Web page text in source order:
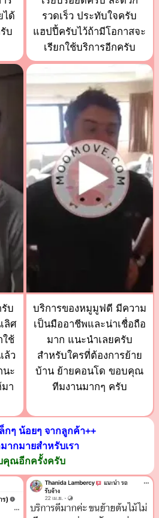
ได้
บ
รวดเร็ว ประทับใจครับ
แฮปปี้ครับไว้ถ้ามีโอกาสจะ
เรียกใช้บริการอีกครับ
บ
ลิศ
ช้
ล้ว
นะ
า
บริการของหมูมูฟดี มีความ
เป็นมืออาชีพและน่าเชื่อถือ
มาก แนะนำเลยครับ
สำหรับใครที่ต้องการย้าย
บ้าน ย้ายคอนโด ขอบคุณ
ทีมงานมากๆ ครับ
กๆ น้อยๆ จากลูกค้า++
ากมายสำหรับเรา
คุณอีกครั้งครับ